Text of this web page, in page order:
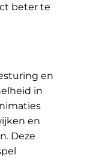
beter te
en
in
en
Deze